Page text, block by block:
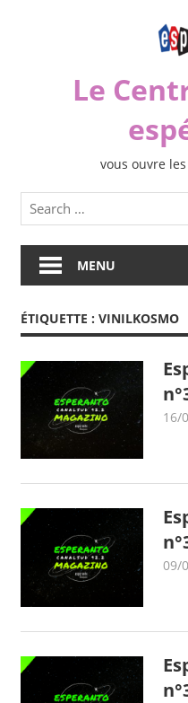
Le
vous ouvre
MENU
ÉTIQUETTE : VINILKOSMO
16/
09/